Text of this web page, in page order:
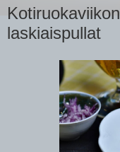
laskiaispullat